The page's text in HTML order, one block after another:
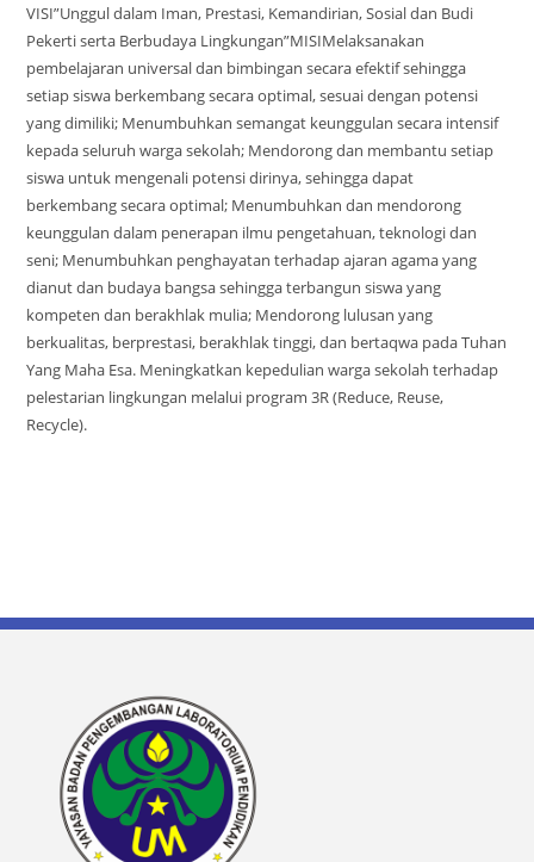
VISI”Unggul dalam Iman, Prestasi, Kemandirian, Sosial dan Budi
Pekerti serta Berbudaya Lingkungan”MISIMelaksanakan
pembelajaran universal dan bimbingan secara efektif sehingga
setiap siswa berkembang secara optimal, sesuai dengan potensi
yang dimiliki; Menumbuhkan semangat keunggulan secara intensif
kepada seluruh warga sekolah; Mendorong dan membantu setiap
siswa untuk mengenali potensi dirinya, sehingga dapat
berkembang secara optimal; Menumbuhkan dan mendorong
keunggulan dalam penerapan ilmu pengetahuan, teknologi dan
seni; Menumbuhkan penghayatan terhadap ajaran agama yang
dianut dan budaya bangsa sehingga terbangun siswa yang
kompeten dan berakhlak mulia; Mendorong lulusan yang
berkualitas, berprestasi, berakhlak tinggi, dan bertaqwa pada Tuhan
Yang Maha Esa. Meningkatkan kepedulian warga sekolah terhadap
pelestarian lingkungan melalui program 3R (Reduce, Reuse,
Recycle).